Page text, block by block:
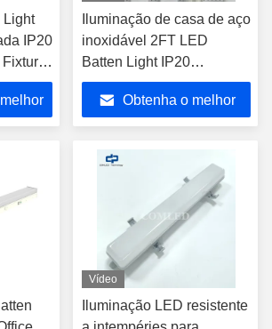
Light
IP20
Iluminação de casa de aço
inoxidável 2FT LED
Batten Light IP20
industrial linear battens
110LM / W - 140LM / W
18W montagem de
superfície robusta LED
Batten Light
Obtenha o melhor
Vídeo
Iluminação LED resistente